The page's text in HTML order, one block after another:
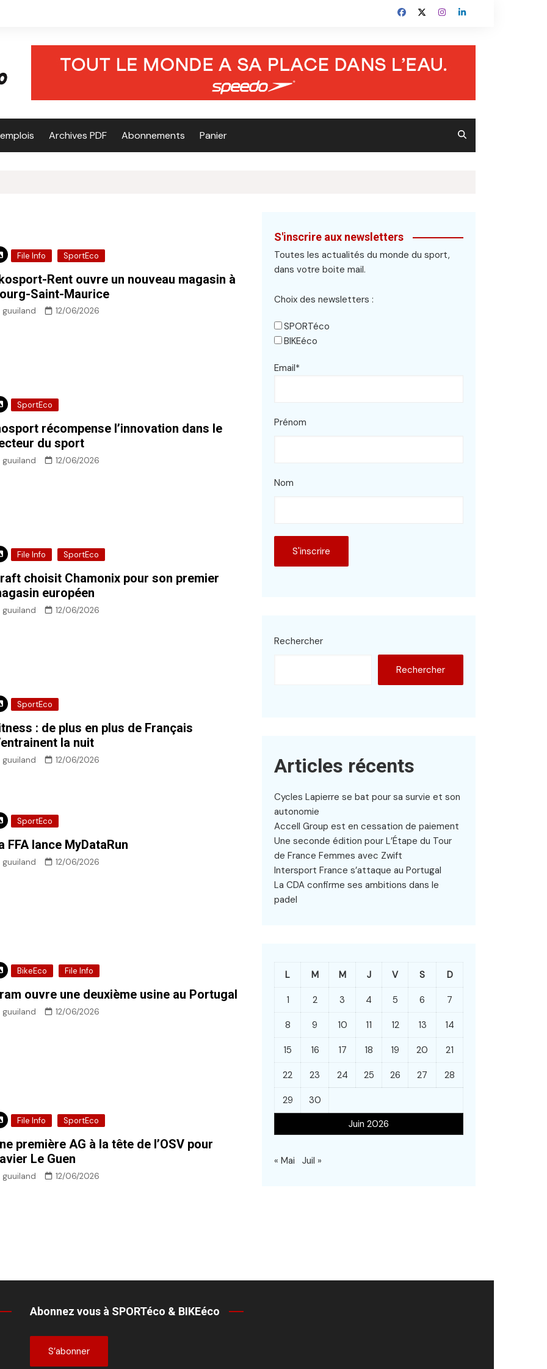
Archives PDF Abonnements Panier
File Info SportEco
Rent ouvre un nouveau magasin à
Saint-Maurice
guuiland 12/06/2026
SportEco
récompense l’innovation dans le
du sport
guuiland 12/06/2026
File Info SportEco
choisit Chamonix pour son premier
européen
guuiland 12/06/2026
SportEco
: de plus en plus de Français
la nuit
guuiland 12/06/2026
SportEco
FFA lance MyDataRun
guuiland 12/06/2026
BikeEco File Info
ouvre une deuxième usine au Portugal
guuiland 12/06/2026
File Info SportEco
première AG à la tête de l’OSV pour
Le Guen
guuiland 12/06/2026
S'inscrire aux newsletters
Toutes les actualités du monde du sport,
dans votre boite mail.
Choix des newsletters :
SPORTéco
BIKEéco
Email*
Prénom
Nom
Rechercher
Rechercher
Articles récents
Cycles Lapierre se bat pour sa survie et son
autonomie
Accell Group est en cessation de paiement
Une seconde édition pour L’Étape du Tour
de France Femmes avec Zwift
Intersport France s’attaque au Portugal
La CDA confirme ses ambitions dans le
padel
Juin 2026
L M M J V S D
1 2 3 4 5 6 7
8 9 10 11 12 13 14
15 16 17 18 19 20 21
22 23 24 25 26 27 28
29 30
« Mai Juil »
Abonnez vous à SPORTéco & BIKEéco
S’abonner